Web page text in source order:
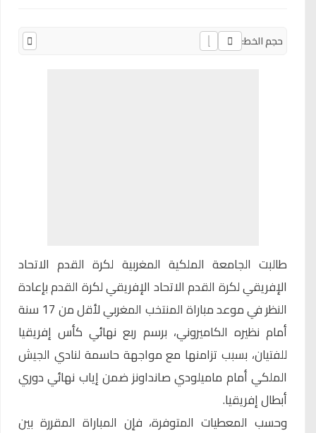
حجم الخط:
طالبت الجامعة الملكية المغربية لكرة القدم الاتحاد
الإفريقي لكرة القدم الاتحاد الإفريقي لكرة القدم بإعادة
النظر في موعد مباراة المنتخب المغربي لأقل من 17 سنة
أمام نظيره الكاميروني، برسم ربع نهائي كأس إفريقيا
للفتيان، بسبب تزامنها مع مواجهة حاسمة لنادي الجيش
الملكي أمام ماميلودي صانداونز ضمن إياب نهائي دوري
أبطال إفريقيا.
وحسب المعطيات المتوفرة، فإن المباراة المقررة بين